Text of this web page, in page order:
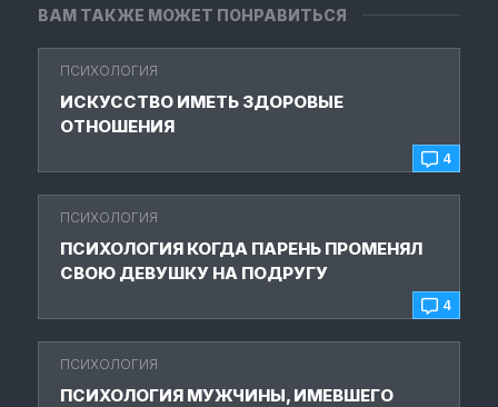
ВАМ ТАКЖЕ МОЖЕТ ПОНРАВИТЬСЯ
4
ПСИХОЛОГИЯ
ИСКУССТВО ИМЕТЬ ЗДОРОВЫЕ
ОТНОШЕНИЯ
4
ПСИХОЛОГИЯ
ПСИХОЛОГИЯ КОГДА ПАРЕНЬ ПРОМЕНЯЛ
СВОЮ ДЕВУШКУ НА ПОДРУГУ
ПСИХОЛОГИЯ
ПСИХОЛОГИЯ МУЖЧИНЫ, ИМЕВШЕГО